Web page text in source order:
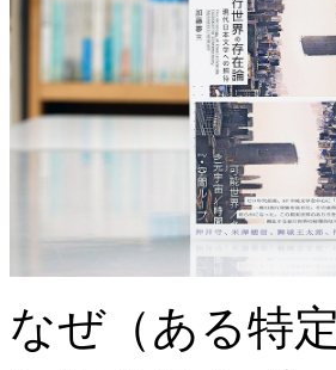
なぜ（ある特